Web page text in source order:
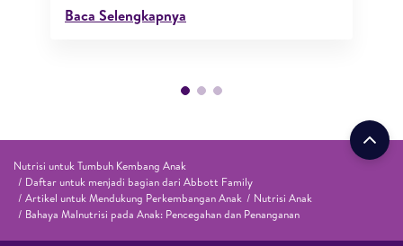
Baca Selengkapnya
Nutrisi untuk Tumbuh Kembang Anak
Daftar untuk menjadi bagian dari Abbott Family
Artikel untuk Mendukung Perkembangan Anak
Nutrisi Anak
Bahaya Malnutrisi pada Anak: Pencegahan dan Penanganan